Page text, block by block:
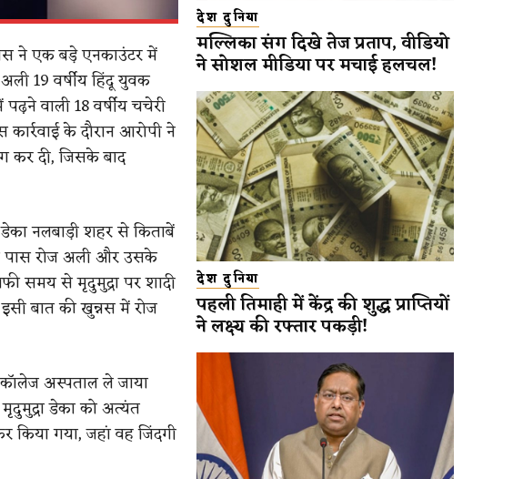
ने एक बड़े एनकाउंटर में
19 वर्षीय हिंदू युवक
वाली 18 वर्षीय चचेरी
के दौरान आरोपी ने
कर दी, जिसके बाद
नलबाड़ी शहर से किताबें
रोज अली और उसके
समय से मृदुमुद्रा पर शादी
बात की खुन्नस में रोज
अस्पताल ले जाया
डेका को अत्यंत
गया, जहां वह जिंदगी
देश दुनिया
मल्लिका संग दिखे तेज प्रताप, वीडियो
ने सोशल मीडिया पर मचाई हलचल!
देश दुनिया
पहली तिमाही में केंद्र की शुद्ध प्राप्तियों
ने लक्ष्य की रफ्तार पकड़ी!